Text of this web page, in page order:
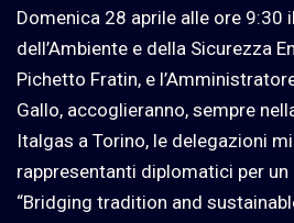
Domenica 28 aprile alle ore 9:30
dell’Ambiente e della Sicurezza
Pichetto Fratin, e
Gallo, accoglieranno, sempre
Italgas a Torino, le delegazioni
rappresentanti diplomatici per
“Bridging tradition and